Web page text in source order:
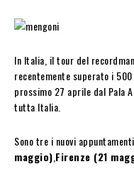
In Italia, il tour del
recentemente superato i
prossimo 27 aprile dal Pala
tutta Italia.
Sono tre i nuovi appuntamenti
maggio) Firenze (21